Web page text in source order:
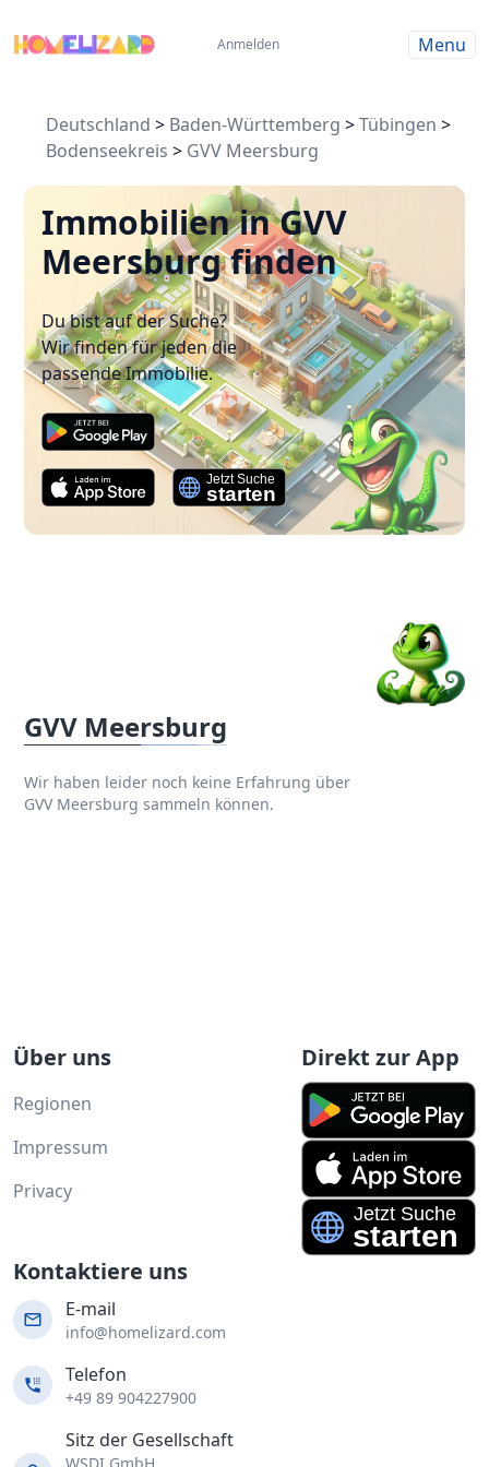
Anmelden Menu
Deutschland > Baden-Württemberg >Tübingen >
Bodenseekreis > GVV Meersburg
Immobilien in GVV
Meersburg finden
Du bist auf der Suche?
Wir finden für jeden die
passende Immobilie.
GVV Meersburg
Wir haben leider noch keine Erfahrung über
GVV Meersburg sammeln können.
Über uns
Regionen
Impressum
Privacy
Direkt zur App
Kontaktiere uns
E-mail
info@homelizard.com
Telefon
+49 89 904227900
Sitz der Gesellschaft